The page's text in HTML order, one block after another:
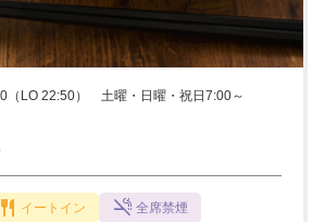
（LO 22:50） 土曜・日曜・祝日7:00～
イートイン 全席禁煙